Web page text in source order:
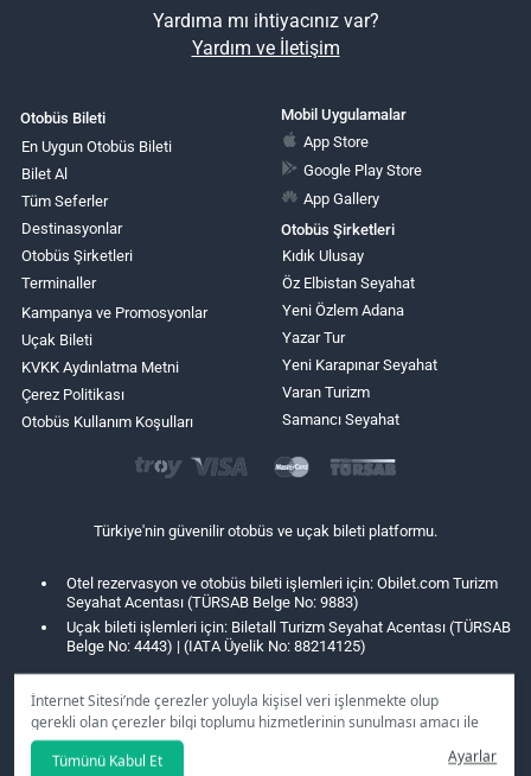
İnternet Sitesi’nde çerezler yoluyla kişisel veri işlenmekte olup
gerekli olan çerezler bilgi toplumu hizmetlerinin sunulması amacı ile
kullanılmaktadır. Tercihleriniz doğrultusunda size özel
kişiselleştirilmiş çerezleri ve özel kampanyaları
seçeneğine
Tümünü Kabul Et Ayarlar
Yardıma mı ihtiyacınız var?
Yardım ve İletişim
Otobüs Bileti
En Uygun Otobüs Bileti
Bilet Al
Tüm Seferler
Destinasyonlar
Otobüs Şirketleri
Terminaller
Kampanya ve Promosyonlar
Uçak Bileti
KVKK Aydınlatma Metni
Çerez Politikası
Otobüs Kullanım Koşulları
Mobil Uygulamalar
App Store
Google Play Store
App Gallery
Otobüs Şirketleri
Kıdık Ulusay
Öz Elbistan Seyahat
Yeni Özlem Adana
Yazar Tur
Yeni Karapınar Seyahat
Varan Turizm
Samancı Seyahat
Türkiye'nin güvenilir otobüs ve uçak bileti platformu.
Otel rezervasyon ve otobüs bileti işlemleri için: Obilet.com Turizm
Seyahat Acentası (TÜRSAB Belge No: 9883)
Uçak bileti işlemleri için: Biletall Turizm Seyahat Acentası (TÜRSAB
Belge No: 4443) | (IATA Üyelik No: 88214125)